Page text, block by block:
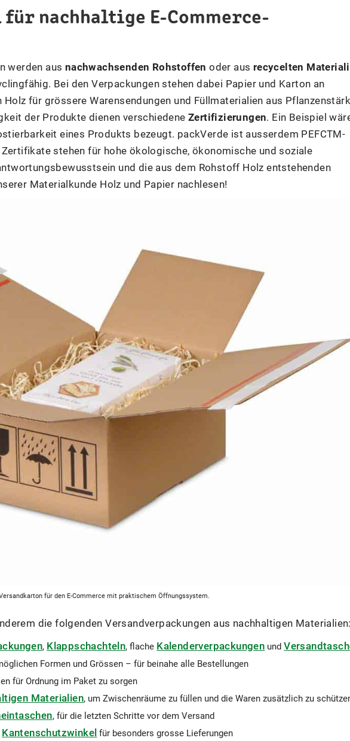
nachhaltige E-Commerce-
werden aus nachwachsenden Rohstoffen oder aus recycelten
Bei den Verpackungen stehen dabei Papier und Karton an
für grössere Warensendungen und Füllmaterialien aus
der Produkte dienen verschiedene Zertifizierungen. Ein Beispiel
eines Produkts bezeugt. packVerde ist ausserdem PEFCTM-
stehen für hohe ökologische, ökonomische und soziale
und die aus dem Rohstoff Holz entstehenden
Materialkunde Holz und Papier nachlesen!
für den E-Commerce mit praktischem Öffnungssystem.
die folgenden Versandverpackungen aus nachhaltigen Materialien:
, Klappschachteln, flache Kalenderverpackungen und
Formen und Grössen – für beinahe alle Bestellungen
für Ordnung im Paket zu sorgen
Materialien, um Zwischenräume zu füllen und die Waren zusätzlich zu
, für die letzten Schritte vor dem Versand
Kantenschutzwinkel für besonders grosse Lieferungen